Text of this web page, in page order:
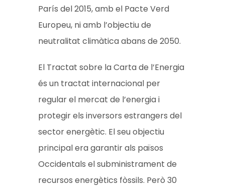
París del 2015, amb el Pacte Verd
Europeu, ni amb l’objectiu de
neutralitat climàtica abans de 2050.
El Tractat sobre la Carta de l’Energia
és un tractat internacional per
regular el mercat de l’energia i
protegir els inversors estrangers del
sector energètic. El seu objectiu
principal era garantir als països
Occidentals el subministrament de
recursos energètics fòssils. Però 30